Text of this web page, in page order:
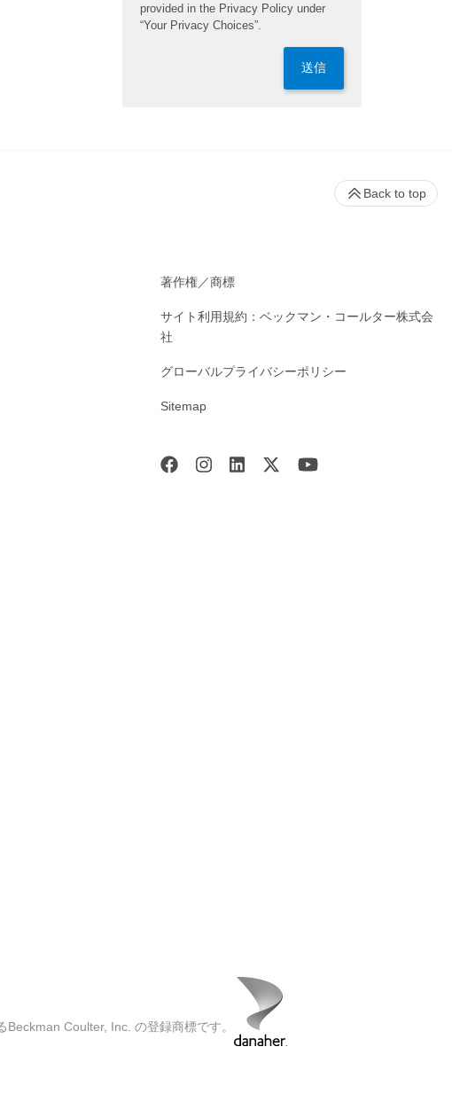
provided in the Privacy Policy under
“Your Privacy Choices”.
送信
著作権／商標
サイト利用規約：ベックマン・コールター株式会
社
グローバルプライバシーポリシー
Sitemap
Back to top
Coulter, Inc. の登録商標です。